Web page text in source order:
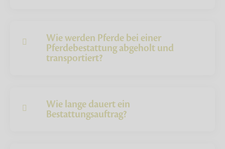
Wie werden Pferde bei einer
Pferdebestattung abgeholt und
transportiert?
Wie lange dauert ein
Bestattungsauftrag?